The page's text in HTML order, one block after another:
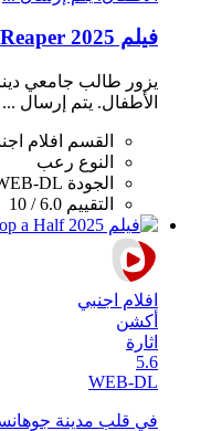
فيلم Night of the Reaper 2025 مترجم HD
يزور طالب جامعي
الأطفال. يتم إرسال ...
القسم
افلام
النوع رعب
الجودة DL
التقييم 6.0 / 10
افلام اجنبي
أكشن
اثارة
5.6
WEB-DL
في قلب مدينة